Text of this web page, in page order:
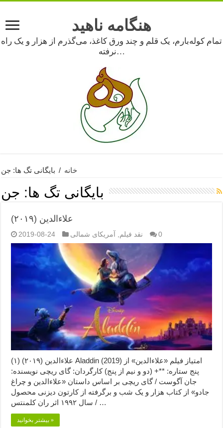
هنگامه ناهید
تمام کوله‌بارم، یک قلم و چند ورق کاغذ، می‌گذرم از هزار و یک راه
نرفته…
خانه / بایگانی تگ ها: جن
بایگانی تگ ها: جن
علاءالدین (۲۰۱۹)
2019-08-24 نقد فیلم آمریکای شمالی 0
علاءالدین (۲۰۱۹) (۱) Aladdin (2019) امتیاز فیلم «علاءالدین» از
پنج ستاره: **+ (دو و نیم از پنج) کارگردان: گای ریچی نویسنده:
جان آگوست / گای ریچی بر اساس داستان «علاءالدین و چراغ
جادو» از کتاب هزار و یک شب و برگرفته از کارتون دیزنی محصول
سال ۱۹۹۲ اثر ران کلمنتس / …
بیشتر بخوانید »